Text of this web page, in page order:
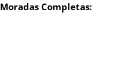
Moradas Completas: